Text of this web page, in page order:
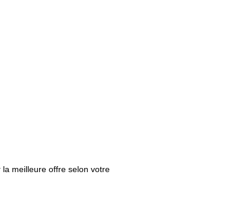
meilleure offre selon votre